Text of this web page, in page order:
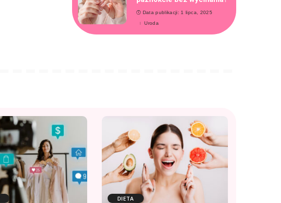
Data publikacji: 1 lipca, 2025
Uroda
DIETA